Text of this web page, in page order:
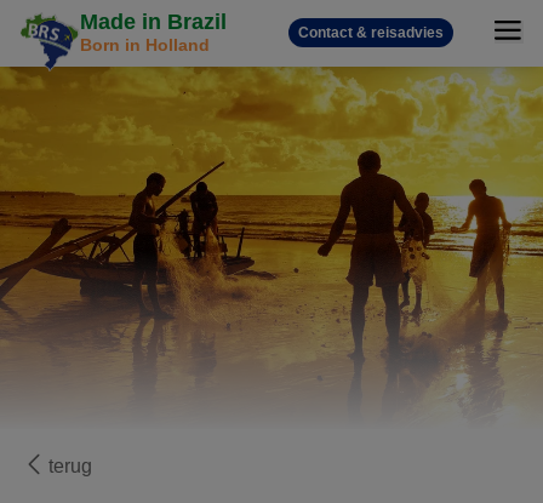
Made in Brazil
Born in Holland
Contact & reisadvies
terug